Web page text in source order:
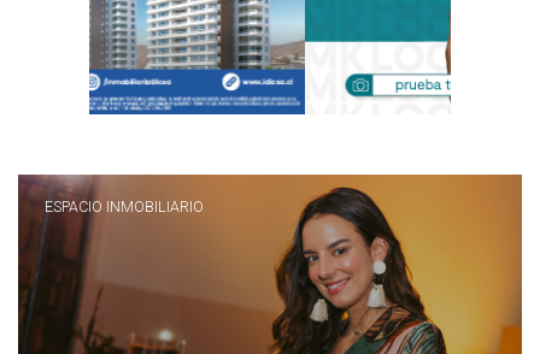
ESPACIO INMOBILIARIO